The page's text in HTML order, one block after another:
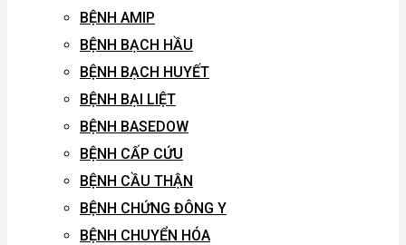
BỆNH AMIP
BỆNH BẠCH HẦU
BỆNH BẠCH HUYẾT
BỆNH BẠI LIỆT
BỆNH BASEDOW
BỆNH CẤP CỨU
BỆNH CẦU THẬN
BỆNH CHỨNG ĐÔNG Y
BỆNH CHUYỂN HÓA